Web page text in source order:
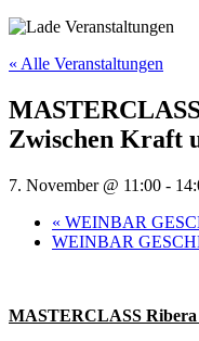
« Alle Veranstaltungen
Zwischen Kraft
7. November @ 11:00 -
« WEINBAR
WEINBAR
MASTERCLASS Ribera